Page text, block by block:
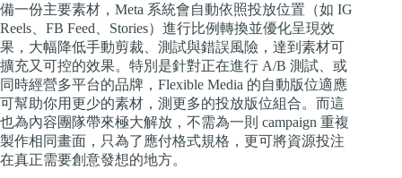
備一份主要素材，Meta 系統會自動依照投放位置（如 IG
Reels、FB Feed、Stories）進行比例轉換並優化呈現效
果，大幅降低手動剪裁、測試與錯誤風險，達到素材可
擴充又可控的效果。特別是針對正在進行 A/B 測試、或
同時經營多平台的品牌，Flexible Media 的自動版位適應
可幫助你用更少的素材，測更多的投放版位組合。而這
也為內容團隊帶來極大解放，不需為一則 campaign 重複
製作相同畫面，只為了應付格式規格，更可將資源投注
在真正需要創意發想的地方。